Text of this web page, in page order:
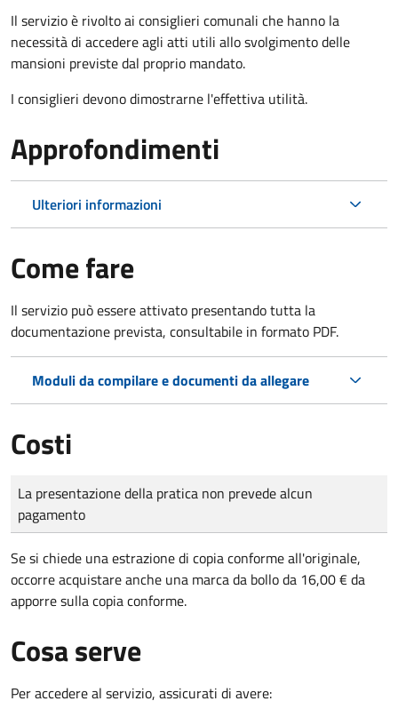
Il servizio è rivolto ai consiglieri comunali che hanno la
necessità di accedere agli atti utili allo svolgimento delle
mansioni previste dal proprio mandato.
I consiglieri devono dimostrarne l'effettiva utilità.
Approfondimenti
Ulteriori informazioni
Come fare
Il servizio può essere attivato presentando tutta la
documentazione prevista, consultabile in formato PDF.
Moduli da compilare e documenti da allegare
Costi
Tipo di pagamento
Importo
La presentazione della pratica non prevede alcun
pagamento
Se si chiede una estrazione di copia conforme all'originale,
occorre acquistare anche una marca da bollo da 16,00 € da
apporre sulla copia conforme.
Cosa serve
Per accedere al servizio, assicurati di avere: